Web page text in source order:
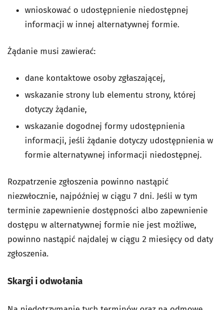
wnioskować o udostępnienie niedostępnej
informacji w innej alternatywnej formie.
Żądanie musi zawierać:
dane kontaktowe osoby zgłaszającej,
wskazanie strony lub elementu strony, której
dotyczy żądanie,
wskazanie dogodnej formy udostępnienia
informacji, jeśli żądanie dotyczy udostępnienia w
formie alternatywnej informacji niedostępnej.
Rozpatrzenie zgłoszenia powinno nastąpić
niezwłocznie, najpóźniej w ciągu 7 dni. Jeśli w tym
terminie zapewnienie dostępności albo zapewnienie
dostępu w alternatywnej formie nie jest możliwe,
powinno nastąpić najdalej w ciągu 2 miesięcy od daty
zgłoszenia.
Skargi i odwołania